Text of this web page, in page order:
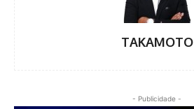
TAKAMOTO
- Publicidade -